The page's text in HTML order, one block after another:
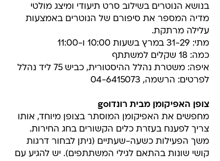
בנושא הנוטרים בשילוב סרט תיעודי ומיצג מולטי
מדיה המספר את סיפורם של הנוטרים באמצעות
עלילה מרתקת.
מתי: 31-29 במרץ בשעות 10:00 ו-11:00
כמה: 18 שקלים למשתתף
איפה: משטרת נהלל ההיסטורית, כביש 75 ליד נהלל
לפרטים: הרשמה, 04-6415073
צופן האפיקומן מבית רונדוgo
מחפשים את האפיקומן המוסתר בצופן מיוחד, אותו
צריך לפענח בעזרת כלים הקשורים בחג החירות.
משך הפעילות כשעה-שעתיים (ניתן לבחור דרגות
קושי שונות בהתאם לגילי המשתתפים). יש להגיע עם